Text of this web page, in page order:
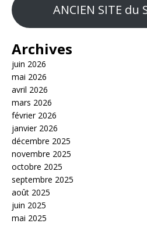
ANCIEN SITE du
Archives
juin 2026
mai 2026
avril 2026
mars 2026
février 2026
janvier 2026
décembre 2025
novembre 2025
octobre 2025
septembre 2025
août 2025
juin 2025
mai 2025